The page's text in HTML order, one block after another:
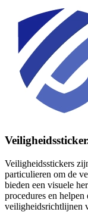
Veiligheidsstickers
particulieren om de
bieden een visuele
procedures en
veiligheidsrichtlijnen